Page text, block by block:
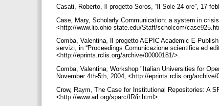
Casati, Roberto, Il progetto Soros, “Il Sole 24 ore”, 17
Case, Mary, Scholarly Communication: a system in
<http://www.lib.ohio-state.edu/Staff/scholcom/
Comba, Valentina, Il progetto AEPIC Academic E-
servizi, in “Proceedings Comunicazione scientifica ed
<http://eprints.rclis.org/archive/00000181/>.
Comba, Valentina, Workshop "Italian Universities for
November 4th-5th, 2004, <http://eprints.rclis.org/
Crow, Raym, The Case for Institutional Repositories: A
<http://www.arl.org/sparc/IR/ir.html>